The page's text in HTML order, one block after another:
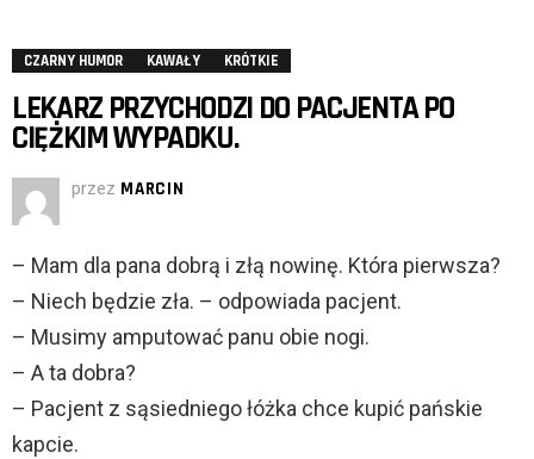
CZARNY HUMOR KAWAŁY KRÓTKIE
LEKARZ PRZYCHODZI DO PACJENTA PO
CIĘŻKIM WYPADKU.
przez MARCIN
– Mam dla pana dobrą i złą nowinę. Która pierwsza?
– Niech będzie zła. – odpowiada pacjent.
– Musimy amputować panu obie nogi.
– A ta dobra?
– Pacjent z sąsiedniego łóżka chce kupić pańskie
kapcie.